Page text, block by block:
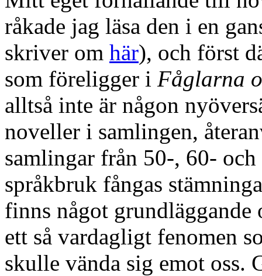
råkade jag läsa den i en
skriver om här), och först
som föreligger i Fåglarna
alltså inte är någon
noveller i samlingen,
samlingar från 50-, 60-
språkbruk fångas
finns något grundläggande
ett så vardagligt fenomen
skulle vända sig emot oss.